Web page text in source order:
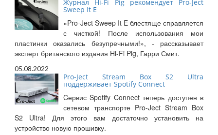
Журнал Hi-Fi Pig рекомендует Pro-Ject
Sweep It E
«Pro-Ject Sweep It E блестяще справляется
с чисткой! После использования мои
пластинки оказались безупречными!», - рассказывает
эксперт британского издания Hi-Fi Pig, Гарри Смит.
05.08.2022
Pro-Ject Stream Box S2 Ultra
поддерживает Spotify Connect
Cервис Spotify Connect теперь доступен в
сетевом транспорте Pro-Ject Stream Box
S2 Ultra! Для этого вам достаточно установить на
устройство новую прошивку.